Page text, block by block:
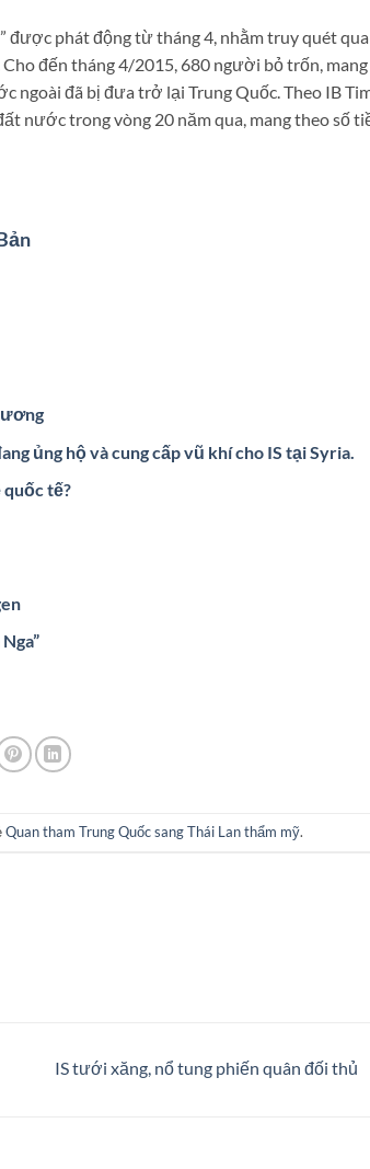
được phát động từ tháng 4, nhằm truy quét
đến tháng 4/2015, 680 người bỏ trốn, mang
ngoài đã bị đưa trở lại Trung Quốc. Theo IB
nước trong vòng 20 năm qua, mang theo số
ủng hộ và cung cấp vũ khí cho IS tại Syria.
tế?
Quan tham Trung Quốc sang Thái Lan thẩm mỹ.
IS tưới xăng, nổ tung phiến quân đối thủ